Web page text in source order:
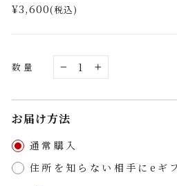
通
価
¥3,600(税込)
数量
+
お届け方法
通常購入
住所を知らない相手にeギ